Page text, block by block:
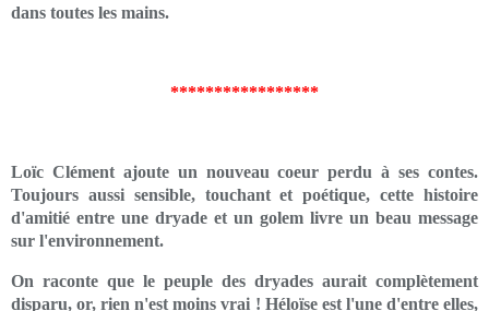
dans toutes les mains.
*****************
Loïc Clément ajoute un nouveau coeur perdu à ses contes.
Toujours aussi sensible, touchant et poétique, cette histoire
d'amitié entre une dryade et un golem livre un beau message
sur l'environnement.
On raconte que le peuple des dryades aurait complètement
disparu, or, rien n'est moins vrai ! Héloïse est l'une d'entre elles,